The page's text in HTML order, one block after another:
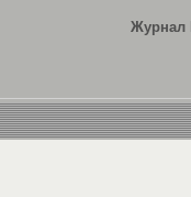
Журнал